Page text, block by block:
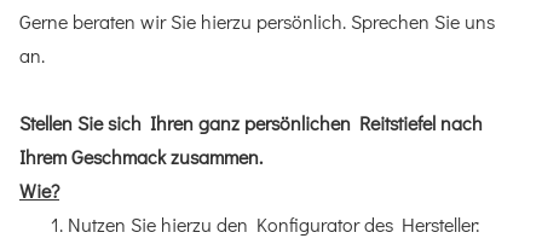
Gerne beraten wir Sie hierzu persönlich. Sprechen Sie uns
an.
Stellen Sie sich Ihren ganz persönlichen Reitstiefel nach
Ihrem Geschmack zusammen.
Wie?
Nutzen Sie hierzu den Konfigurator des Hersteller: